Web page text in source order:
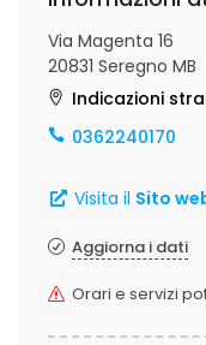
Via Magenta 16
20831 Seregno MB
Indicazioni
0362240170
Visita il Sito
Aggiorna i dati
Orari e servizi